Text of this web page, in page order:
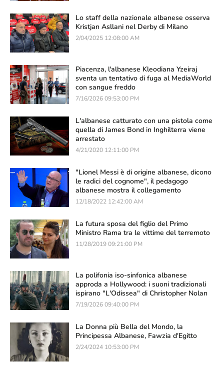
Lo staff della nazionale albanese osserva
Kristjan Asllani nel Derby di Milano
2/04/2025 12:08:00 AM
Piacenza, l'albanese Kleodiana Yzeiraj
sventa un tentativo di fuga al MediaWorld
con sangue freddo
7/16/2026 09:53:00 PM
L'albanese catturato con una pistola come
quella di James Bond in Inghilterra viene
arrestato
4/21/2020 12:11:00 PM
"Lionel Messi è di origine albanese, dicono
le radici del cognome", il pedagogo
albanese mostra il collegamento
12/18/2022 12:42:00 AM
La futura sposa del figlio del Primo
Ministro Rama tra le vittime del terremoto
11/28/2019 09:21:00 PM
La polifonia iso-sinfonica albanese
approda a Hollywood: i suoni tradizionali
ispirano "L'Odissea" di Christopher Nolan
7/19/2026 09:40:00 PM
La Donna più Bella del Mondo, la
Principessa Albanese, Fawzia d'Egitto
2/24/2024 10:53:00 PM